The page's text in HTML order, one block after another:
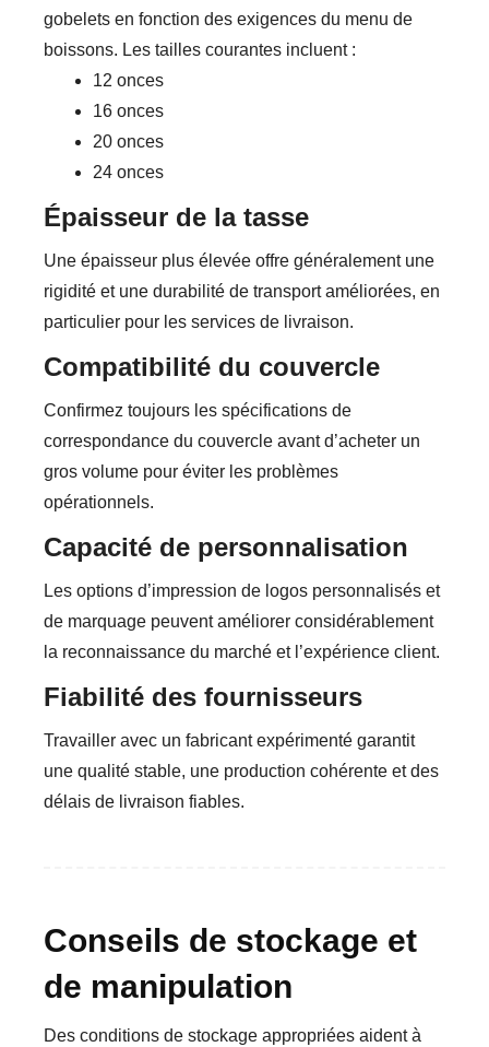
gobelets en fonction des exigences du menu de
boissons. Les tailles courantes incluent :
12 onces
16 onces
20 onces
24 onces
Épaisseur de la tasse
Une épaisseur plus élevée offre généralement une
rigidité et une durabilité de transport améliorées, en
particulier pour les services de livraison.
Compatibilité du couvercle
Confirmez toujours les spécifications de
correspondance du couvercle avant d’acheter un
gros volume pour éviter les problèmes
opérationnels.
Capacité de personnalisation
Les options d’impression de logos personnalisés et
de marquage peuvent améliorer considérablement
la reconnaissance du marché et l’expérience client.
Fiabilité des fournisseurs
Travailler avec un fabricant expérimenté garantit
une qualité stable, une production cohérente et des
délais de livraison fiables.
Conseils de stockage et
de manipulation
Des conditions de stockage appropriées aident à